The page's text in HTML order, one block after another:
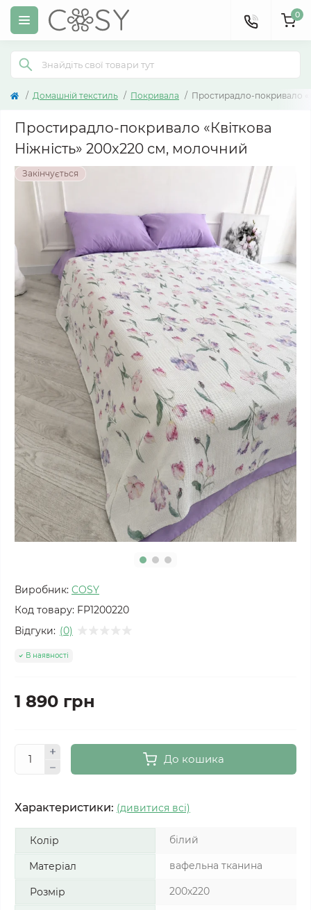
0
Домашній текстиль Покривала Простирадло-покривало
Простирадло-покривало «Квіткова
Ніжність» 200x220 см, молочний
Закінчується
Виробник: COSY
Код товару: FP1200220
Відгуки: (0)
В наявності
1 890 грн
До кошика
Характеристики: (дивитися всі)
Колір білий
Матеріал вафельна тканина
Розмір 200x220